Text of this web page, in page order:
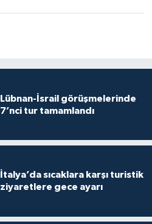
Lübnan-İsrail görüşmelerinde
7’nci tur tamamlandı
İtalya’da sıcaklara karşı turistik
ziyaretlere gece ayarı